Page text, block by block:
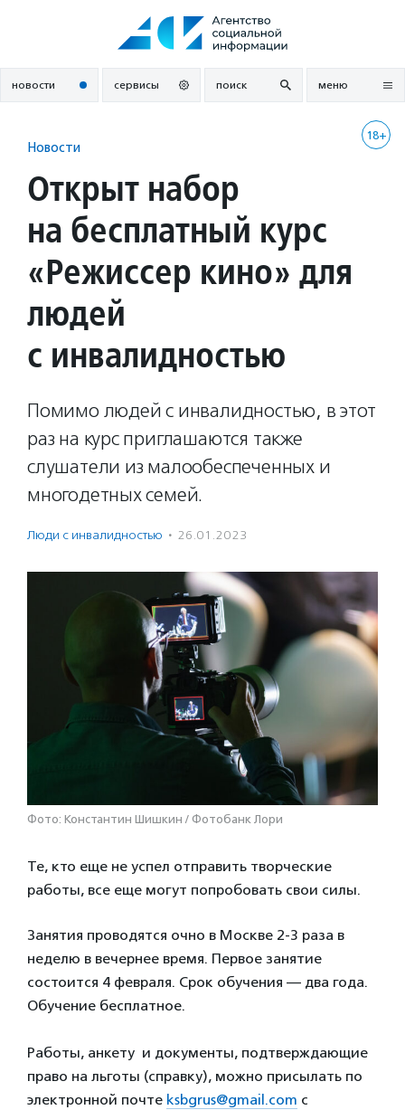
новости сервисы поиск меню
18+
Новости
Открыт набор
на бесплатный курс
«Режиссер кино» для
людей
с инвалидностью
Помимо людей с инвалидностью, в этот
раз на курс приглашаются также
слушатели из малообеспеченных и
многодетных семей.
Люди с инвалидностью · 26.01.2023
Фото: Константин Шишкин / Фотобанк Лори
Те, кто еще не успел отправить творческие
работы, все еще могут попробовать свои силы.
Занятия проводятся очно в Москве 2-3 раза в
неделю в вечернее время. Первое занятие
состоится 4 февраля. Срок обучения — два года.
Обучение бесплатное.
Работы, анкету и документы, подтверждающие
право на льготы (справку), можно присылать по
электронной почте ksbgrus@gmail.com с